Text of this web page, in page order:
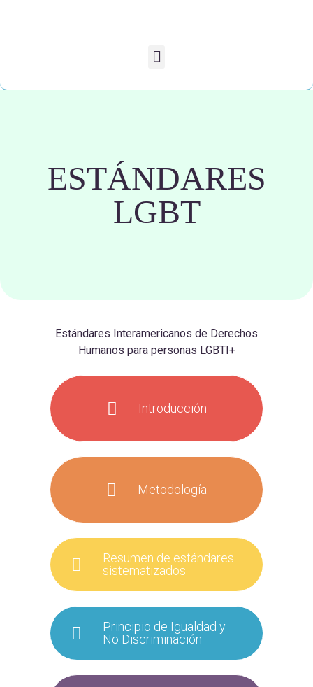
ESTÁNDARES
LGBT
Estándares Interamericanos de Derechos
Humanos para personas LGBTI+
Introducción
Metodología
Resumen de estándares
sistematizados
Principio de Igualdad y
No Discriminación